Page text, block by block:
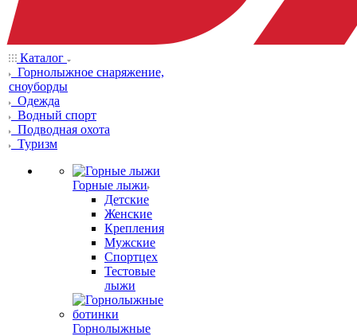
Каталог
Горнолыжное снаряжение,
сноуборды
Одежда
Водный спорт
Подводная охота
Туризм
Горные лыжи
Детские
Женские
Крепления
Мужские
Спортцех
Тестовые
лыжи
Горнолыжные